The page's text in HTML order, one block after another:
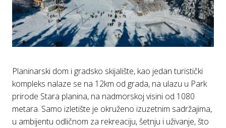
Planinarski dom i gradsko skijalište, kao jedan turistički
kompleks nalaze se na 12km od grada, na ulazu u Park
prirode Stara planina, na nadmorskoj visini od 1080
metara. Samo izletište je okruženo izuzetnim sadržajima,
u ambijentu odličnom za rekreaciju, šetnju i uživanje, što